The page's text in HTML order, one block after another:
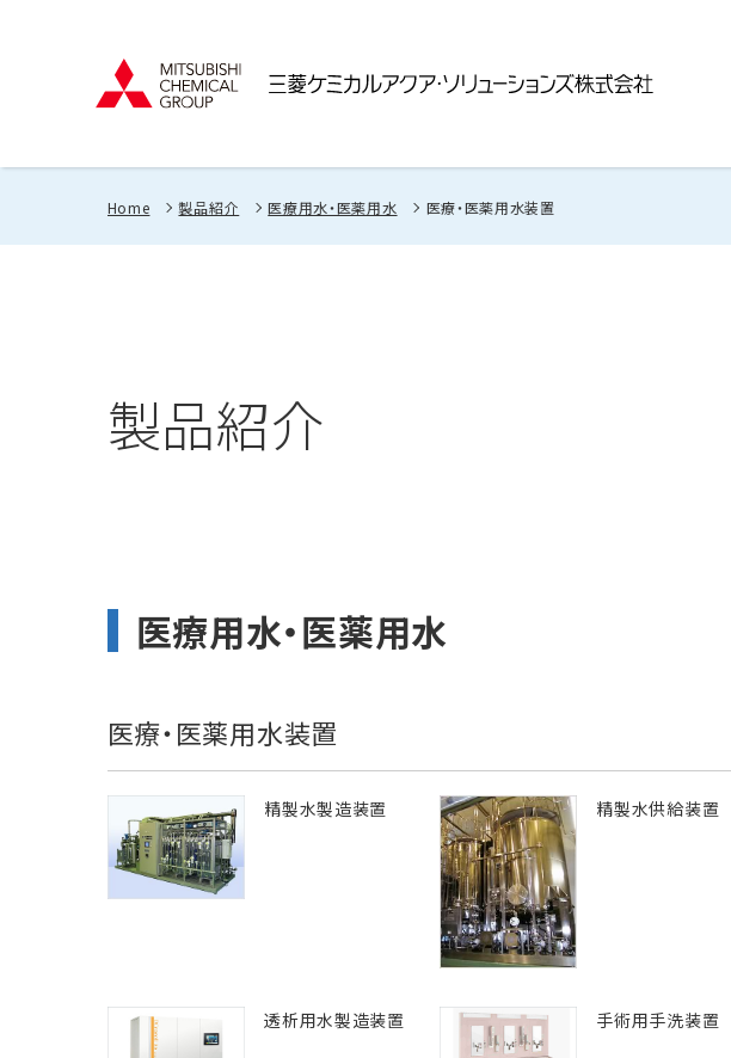
Home 製品紹介 医療用水・医薬用水 医療・医薬用水装置
製品紹介
医療用水・医薬用水
医療・医薬用水装置
精製水製造装置 精製水供給装置
透析用水製造装置 手術用手洗装置